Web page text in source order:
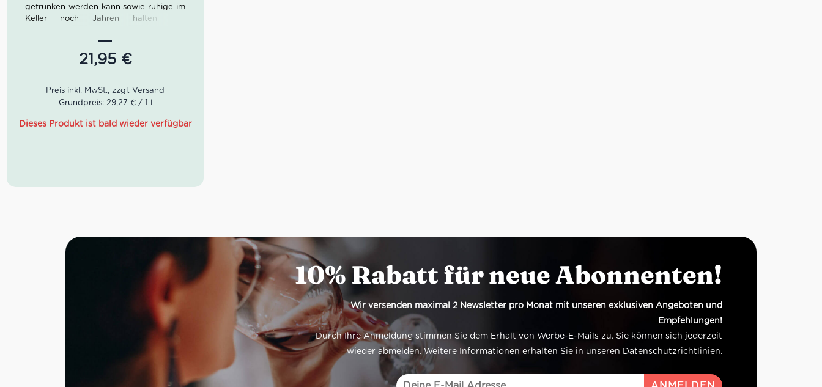
getrunken werden kann sowie ruhige im
Keller noch Jahren halten und
ist ein weicher Wein mit feinem Tannin,
trocken und leicht sauer am Abgang. Im
Mund fühlt man seinem strukturiertern
geben ihm frischen und vollen
Geschmack. Die Rubinrote Farbe mit
Rotwein. Der Wein lässt sich gut mit
21,95 €
Grundpreis: 29,27 € / 1 l
Dieses Produkt ist bald wieder verfügbar
10% Rabatt für neue Abonnenten!
Wir versenden maximal 2 Newsletter pro Monat mit unseren exklusiven Angeboten und
Empfehlungen!
Durch Ihre Anmeldung stimmen Sie dem Erhalt von Werbe-E-Mails zu. Sie können sich jederzeit
wieder abmelden. Weitere Informationen erhalten Sie in unseren Datenschutzrichtlinien.